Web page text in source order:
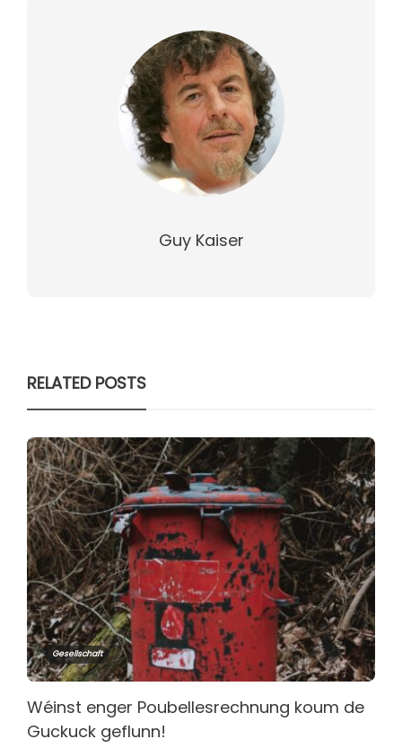
Guy Kaiser
RELATED POSTS
Gesellschaft
Wéinst enger Poubellesrechnung koum de
Guckuck geflunn!